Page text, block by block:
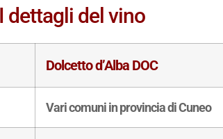
dettagli del vino
Dolcetto d’Alba DOC
Vari comuni in provincia di Cuneo